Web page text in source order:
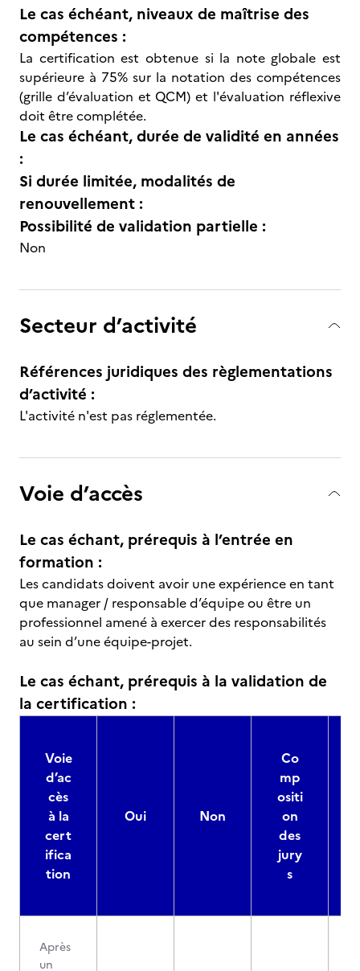
Le cas échéant, niveaux de maîtrise des
compétences :
La certification est obtenue si la note globale est
supérieure à 75% sur la notation des compétences
(grille d’évaluation et QCM) et l'évaluation réflexive
doit être complétée.
Le cas échéant, durée de validité en années
:
Si durée limitée, modalités de
renouvellement :
Possibilité de validation partielle :
Non
Secteur d’activité
Références juridiques des règlementations
d’activité :
L'activité n'est pas réglementée.
Voie d’accès
Le cas échant, prérequis à l’entrée en
formation :
Les candidats doivent avoir une expérience en tant
que manager / responsable d’équipe ou être un
professionnel amené à exercer des responsabilités
au sein d’une équipe-projet.
Le cas échant, prérequis à la validation de
la certification :
Voie
d’ac
cès
à la
cert
ifica
tion
Oui Non
Co
mp
ositi
on
des
jury
s
Après
un